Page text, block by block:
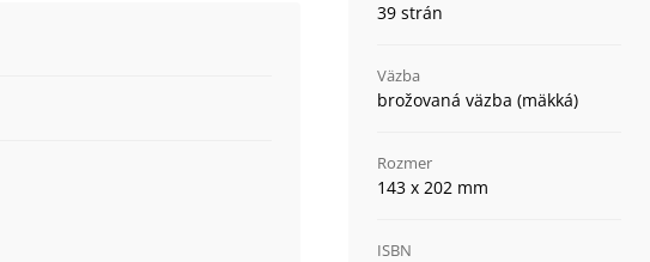
39 strán
Väzba
brožovaná väzba (mäkká)
Rozmer
143 x 202 mm
ISBN